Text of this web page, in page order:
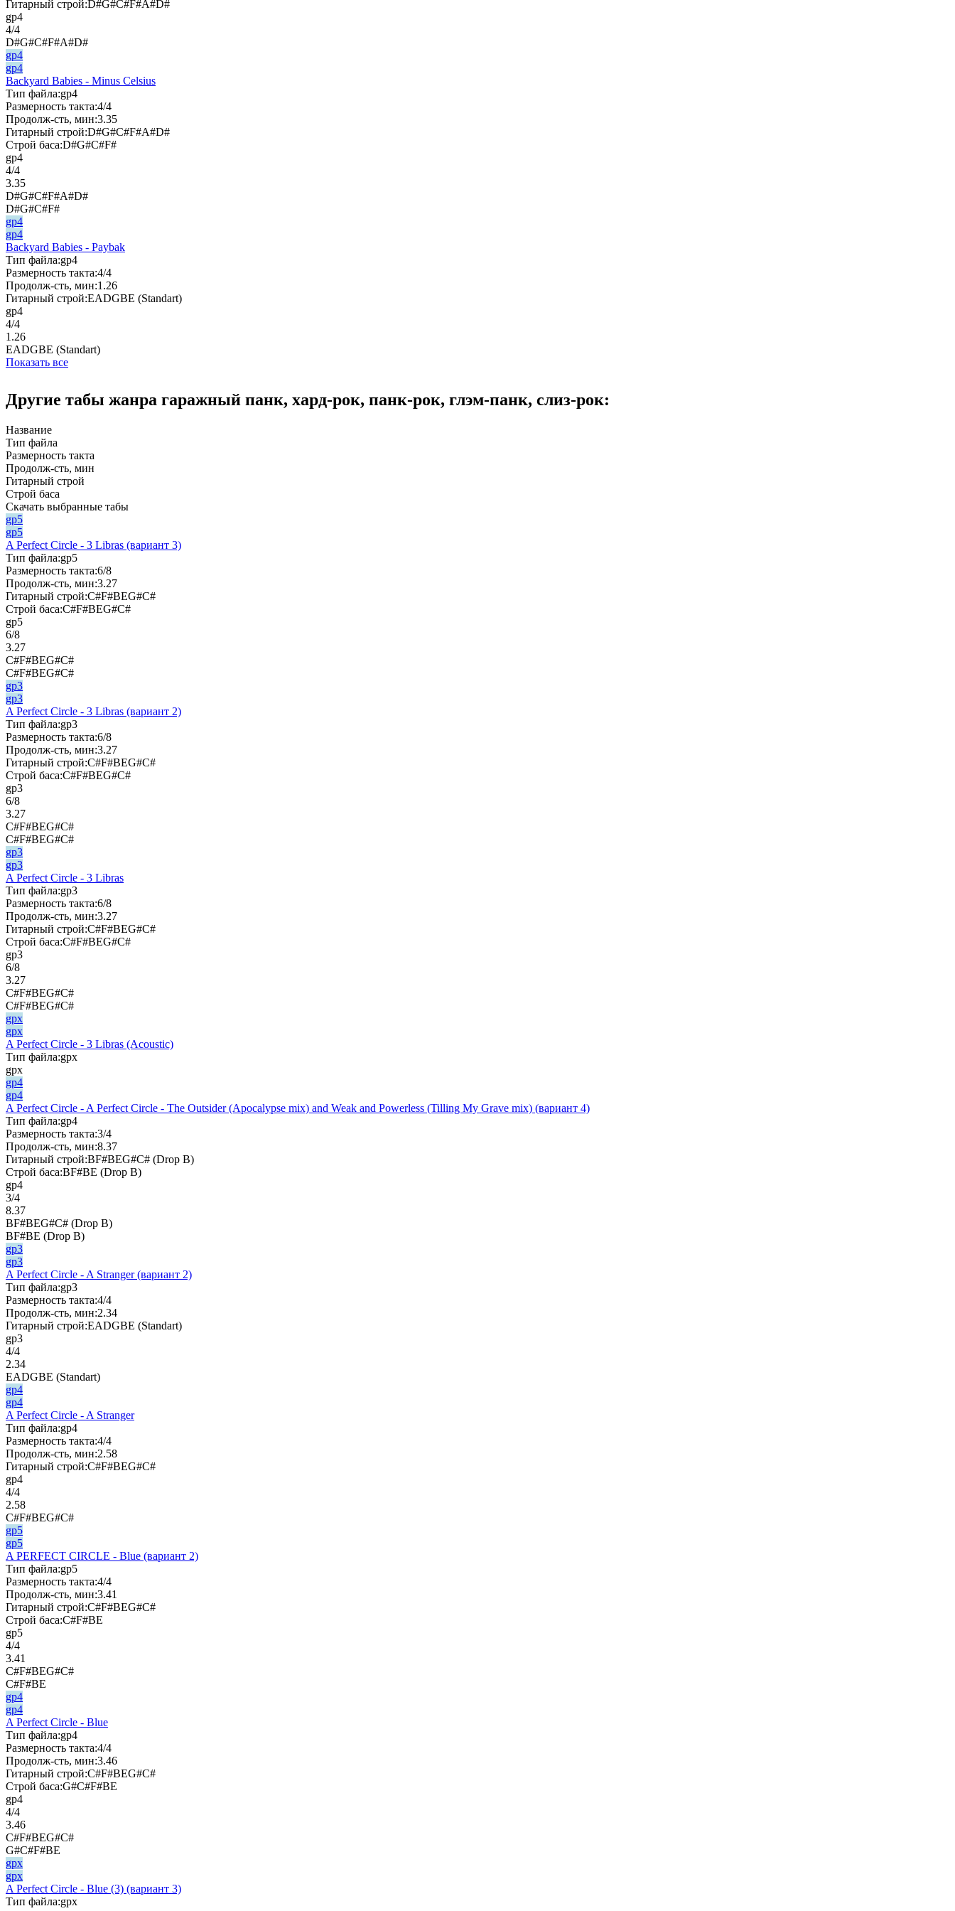
Гитарный строй:D#G#C#F#A#D#
gp4
4/4
D#G#C#F#A#D#
gp4
gp4
Backyard Babies - Minus Celsius
Тип файла:gp4
Размерность такта:4/4
Продолж-сть, мин:3.35
Гитарный строй:D#G#C#F#A#D#
Строй баса:D#G#C#F#
gp4
4/4
3.35
D#G#C#F#A#D#
D#G#C#F#
gp4
gp4
Backyard Babies - Paybak
Тип файла:gp4
Размерность такта:4/4
Продолж-сть, мин:1.26
Гитарный строй:EADGBE (Standart)
gp4
4/4
1.26
EADGBE (Standart)
Показать все
Другие табы жанра гаражный панк, хард-рок, панк-рок, глэм-панк, слиз-рок:
Название
Тип файла
Размерность такта
Продолж-сть, мин
Гитарный строй
Строй баса
Скачать выбранные табы
gp5
gp5
A Perfect Circle - 3 Libras (вариант 3)
Тип файла:gp5
Размерность такта:6/8
Продолж-сть, мин:3.27
Гитарный строй:C#F#BEG#C#
Строй баса:C#F#BEG#C#
gp5
6/8
3.27
C#F#BEG#C#
C#F#BEG#C#
gp3
gp3
A Perfect Circle - 3 Libras (вариант 2)
Тип файла:gp3
Размерность такта:6/8
Продолж-сть, мин:3.27
Гитарный строй:C#F#BEG#C#
Строй баса:C#F#BEG#C#
gp3
6/8
3.27
C#F#BEG#C#
C#F#BEG#C#
gp3
gp3
A Perfect Circle - 3 Libras
Тип файла:gp3
Размерность такта:6/8
Продолж-сть, мин:3.27
Гитарный строй:C#F#BEG#C#
Строй баса:C#F#BEG#C#
gp3
6/8
3.27
C#F#BEG#C#
C#F#BEG#C#
gpx
gpx
A Perfect Circle - 3 Libras (Acoustic)
Тип файла:gpx
gpx
gp4
gp4
A Perfect Circle - A Perfect Circle - The Outsider (Apocalypse mix) and Weak and Powerless (Tilling My Grave mix) (вариант 4)
Тип файла:gp4
Размерность такта:3/4
Продолж-сть, мин:8.37
Гитарный строй:BF#BEG#C# (Drop B)
Строй баса:BF#BE (Drop B)
gp4
3/4
8.37
BF#BEG#C# (Drop B)
BF#BE (Drop B)
gp3
gp3
A Perfect Circle - A Stranger (вариант 2)
Тип файла:gp3
Размерность такта:4/4
Продолж-сть, мин:2.34
Гитарный строй:EADGBE (Standart)
gp3
4/4
2.34
EADGBE (Standart)
gp4
gp4
A Perfect Circle - A Stranger
Тип файла:gp4
Размерность такта:4/4
Продолж-сть, мин:2.58
Гитарный строй:C#F#BEG#C#
gp4
4/4
2.58
C#F#BEG#C#
gp5
gp5
A PERFECT CIRCLE - Blue (вариант 2)
Тип файла:gp5
Размерность такта:4/4
Продолж-сть, мин:3.41
Гитарный строй:C#F#BEG#C#
Строй баса:C#F#BE
gp5
4/4
3.41
C#F#BEG#C#
C#F#BE
gp4
gp4
A Perfect Circle - Blue
Тип файла:gp4
Размерность такта:4/4
Продолж-сть, мин:3.46
Гитарный строй:C#F#BEG#C#
Строй баса:G#C#F#BE
gp4
4/4
3.46
C#F#BEG#C#
G#C#F#BE
gpx
gpx
A Perfect Circle - Blue (3) (вариант 3)
Тип файла:gpx